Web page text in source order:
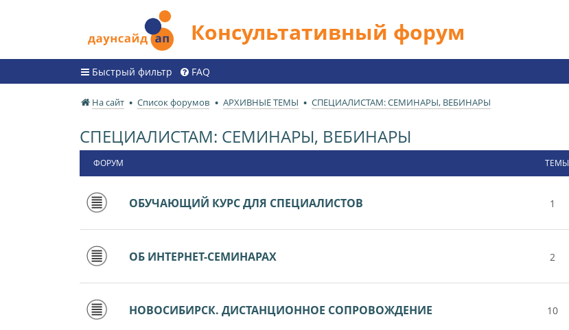
Консультативный форум
Быстрый фильтр FAQ
На сайт Список форумов АРХИВНЫЕ ТЕМЫ СПЕЦИАЛИСТАМ: СЕМИНАРЫ, ВЕБИНАРЫ
СПЕЦИАЛИСТАМ: СЕМИНАРЫ, ВЕБИНАРЫ
ФОРУМ ТЕМЫ
ОБУЧАЮЩИЙ КУРС ДЛЯ СПЕЦИАЛИСТОВ 1
ОБ ИНТЕРНЕТ-СЕМИНАРАХ 2
НОВОСИБИРСК. ДИСТАНЦИОННОЕ СОПРОВОЖДЕНИЕ 10